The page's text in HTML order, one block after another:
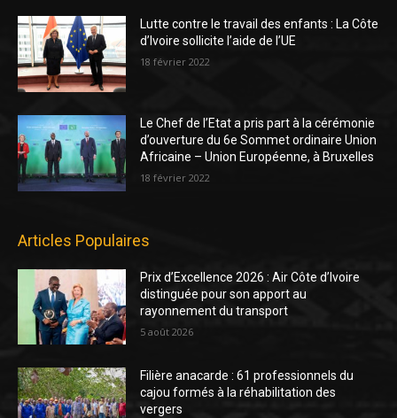
Lutte contre le travail des enfants : La Côte
d’Ivoire sollicite l’aide de l’UE
18 février 2022
Le Chef de l’Etat a pris part à la cérémonie
d’ouverture du 6e Sommet ordinaire Union
Africaine – Union Européenne, à Bruxelles
18 février 2022
Articles Populaires
Prix d’Excellence 2026 : Air Côte d’Ivoire
distinguée pour son apport au
rayonnement du transport
5 août 2026
Filière anacarde : 61 professionnels du
cajou formés à la réhabilitation des
vergers